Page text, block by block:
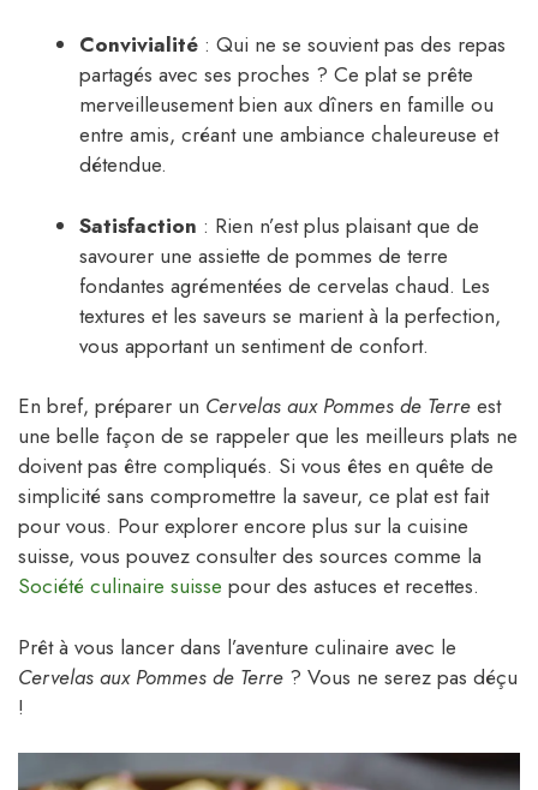
Convivialité : Qui ne se souvient pas des repas
partagés avec ses proches ? Ce plat se prête
merveilleusement bien aux dîners en famille ou
entre amis, créant une ambiance chaleureuse et
détendue.
Satisfaction : Rien n’est plus plaisant que de
savourer une assiette de pommes de terre
fondantes agrémentées de cervelas chaud. Les
textures et les saveurs se marient à la perfection,
vous apportant un sentiment de confort.
En bref, préparer un Cervelas aux Pommes de Terre est
une belle façon de se rappeler que les meilleurs plats ne
doivent pas être compliqués. Si vous êtes en quête de
simplicité sans compromettre la saveur, ce plat est fait
pour vous. Pour explorer encore plus sur la cuisine
suisse, vous pouvez consulter des sources comme la
Société culinaire suisse pour des astuces et recettes.
Prêt à vous lancer dans l’aventure culinaire avec le
Cervelas aux Pommes de Terre ? Vous ne serez pas déçu
!